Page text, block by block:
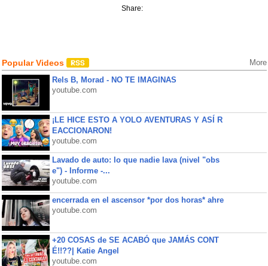
Share:
Popular Videos More
Rels B, Morad - NO TE IMAGINAS
youtube.com
¡LE HICE ESTO A YOLO AVENTURAS Y ASÍ R
EACCIONARON!
youtube.com
Lavado de auto: lo que nadie lava (nivel "obs
e") - Informe -...
youtube.com
encerrada en el ascensor *por dos horas* ahre
youtube.com
+20 COSAS de SE ACABÓ que JAMÁS CONT
É!!??| Katie Angel
youtube.com